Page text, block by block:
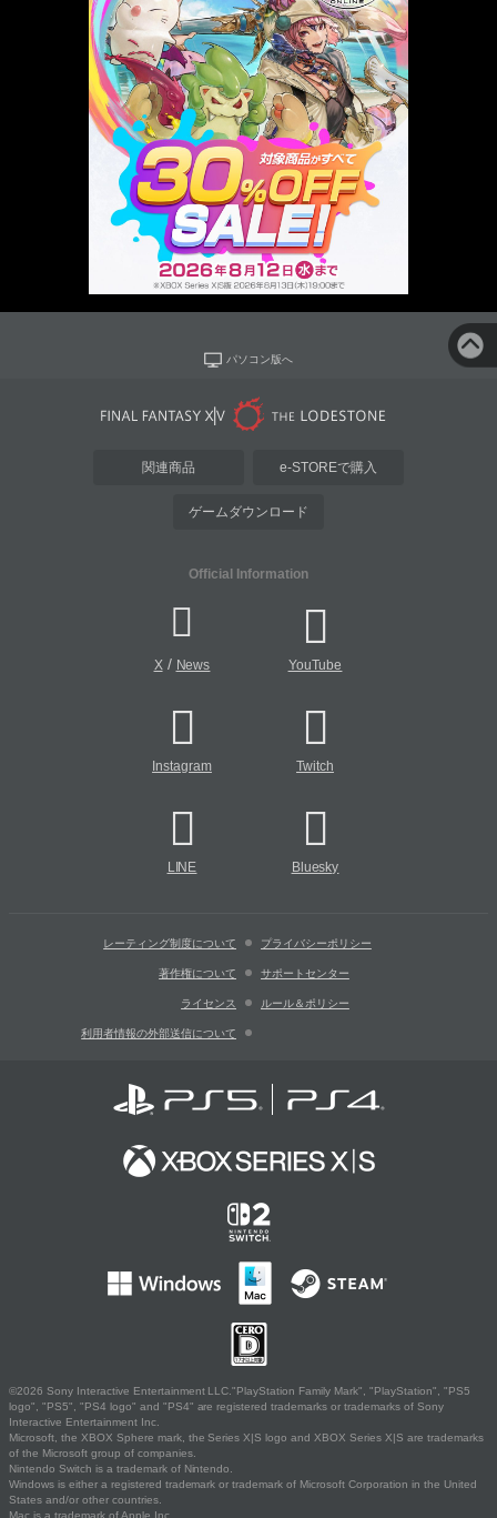
パソコン版へ
関連商品 e-STOREで購入
ゲームダウンロード
Official Information
X/ News YouTube
Instagram Twitch
LINE Bluesky
レーティング制度について プライバシーポリシー
著作権について サポートセンター
ライセンス ルール＆ポリシー
利用者情報の外部送信について
©2026 Sony Interactive Entertainment LLC."PlayStation Family Mark", "PlayStation", "PS5
logo", "PS5", "PS4 logo" and "PS4" are registered trademarks or trademarks of Sony
Interactive Entertainment Inc.
Microsoft, the XBOX Sphere mark, the Series X|S logo and XBOX Series X|S are trademarks
of the Microsoft group of companies.
Nintendo Switch is a trademark of Nintendo.
Windows is either a registered trademark or trademark of Microsoft Corporation in the United
States and/or other countries.
Mac is a trademark of Apple Inc.